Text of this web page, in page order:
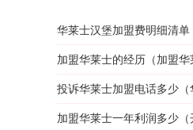
华莱士汉堡加盟费明细清单
加盟费及加盟条件）
加盟华莱士的经历（加盟华
需要多少钱）
投诉华莱士加盟电话多少（
诉热线电话）
加盟华莱士一年利润多少（